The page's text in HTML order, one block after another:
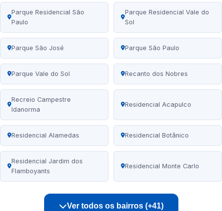
Parque Residencial São
Paulo
Parque Residencial Vale do
Sol
Parque São José Parque São Paulo
Parque Vale do Sol Recanto dos Nobres
Recreio Campestre
Idanorma
Residencial Acapulco
Residencial Alamedas Residencial Botânico
Residencial Jardim dos
Flamboyants
Residencial Monte Carlo
Ver todos os bairros (+41)